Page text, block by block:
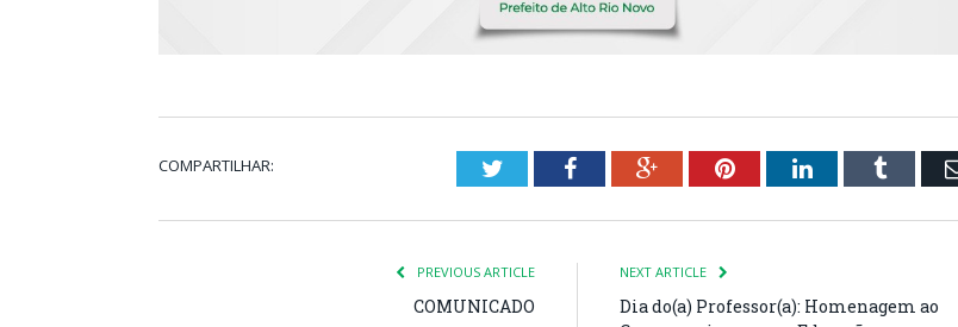
COMPARTILHAR: TwitterFacebookGoogle+PinterestLinkedInTumblr
PREVIOUS ARTICLE
COMUNICADO
NEXT ARTICLE
Dia do(a) Professor(a): Homenagem ao